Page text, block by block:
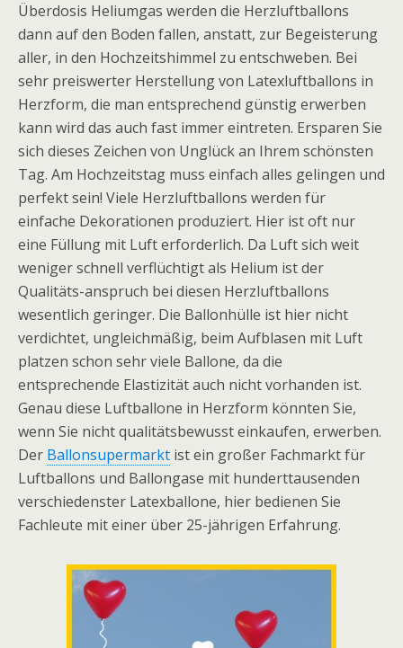
Überdosis Heliumgas werden die Herzluftballons
dann auf den Boden fallen, anstatt, zur Begeisterung
aller, in den Hochzeitshimmel zu entschweben. Bei
sehr preiswerter Herstellung von Latexluftballons in
Herzform, die man entsprechend günstig erwerben
kann wird das auch fast immer eintreten. Ersparen Sie
sich dieses Zeichen von Unglück an Ihrem schönsten
Tag. Am Hochzeitstag muss einfach alles gelingen und
perfekt sein! Viele Herzluftballons werden für
einfache Dekorationen produziert. Hier ist oft nur
eine Füllung mit Luft erforderlich. Da Luft sich weit
weniger schnell verflüchtigt als Helium ist der
Qualitäts-anspruch bei diesen Herzluftballons
wesentlich geringer. Die Ballonhülle ist hier nicht
verdichtet, ungleichmäßig, beim Aufblasen mit Luft
platzen schon sehr viele Ballone, da die
entsprechende Elastizität auch nicht vorhanden ist.
Genau diese Luftballone in Herzform könnten Sie,
wenn Sie nicht qualitätsbewusst einkaufen, erwerben.
Der Ballonsupermarkt ist ein großer Fachmarkt für
Luftballons und Ballongase mit hunderttausenden
verschiedenster Latexballone, hier bedienen Sie
Fachleute mit einer über 25-jährigen Erfahrung.